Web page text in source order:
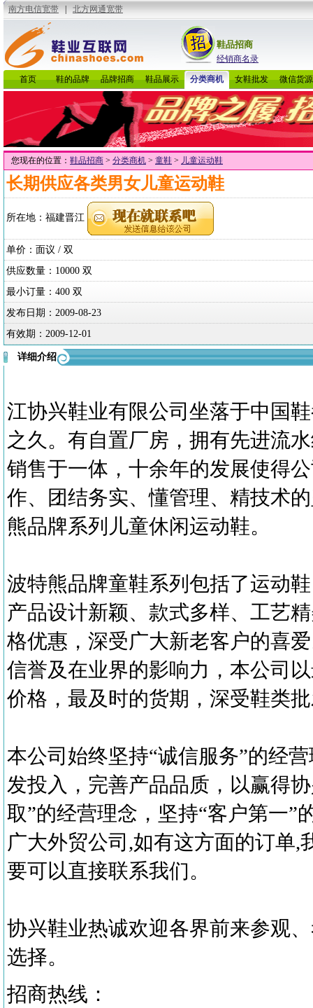
鞋品招商
经销商名录
首页 鞋的品牌 品牌招商 鞋品展示 分类商机 女鞋批发 微信货源
您现在的位置： 鞋品招商 > 分类商机 > 童鞋 > 儿童运动鞋
长期供应各类男女儿童运动鞋
所在地： 福建晋江
单价：面议 / 双
供应数量：10000 双
最小订量：400 双
发布日期： 2009-08-23
有效期： 2009-12-01
详细介绍
江协兴鞋业有限公司坐落于中国
之久。有自置厂房，拥有先进流
销售于一体，十余年的发展使得
作、团结务实、懂管理、精技术
熊品牌系列儿童休闲运动鞋。
波特熊品牌童鞋系列包括了运动
产品设计新颖、款式多样、工艺
格优惠，深受广大新老客户的喜
信誉及在业界的影响力，本公司
价格，最及时的货期，深受鞋类
本公司始终坚持“诚信服务”的经
发投入，完善产品品质，以赢得
取”的经营理念，坚持“客户第一”
广大外贸公司,如有这方面的订单,
要可以直接联系我们。
协兴鞋业热诚欢迎各界前来参观
选择。
招商热线：